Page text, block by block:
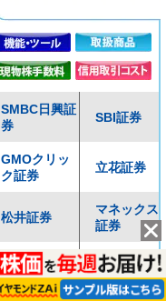
SMBC日興証
券
SBI証券
GMOクリッ
ク証券
立花証券
松井証券
マネックス
証券
楽天証券